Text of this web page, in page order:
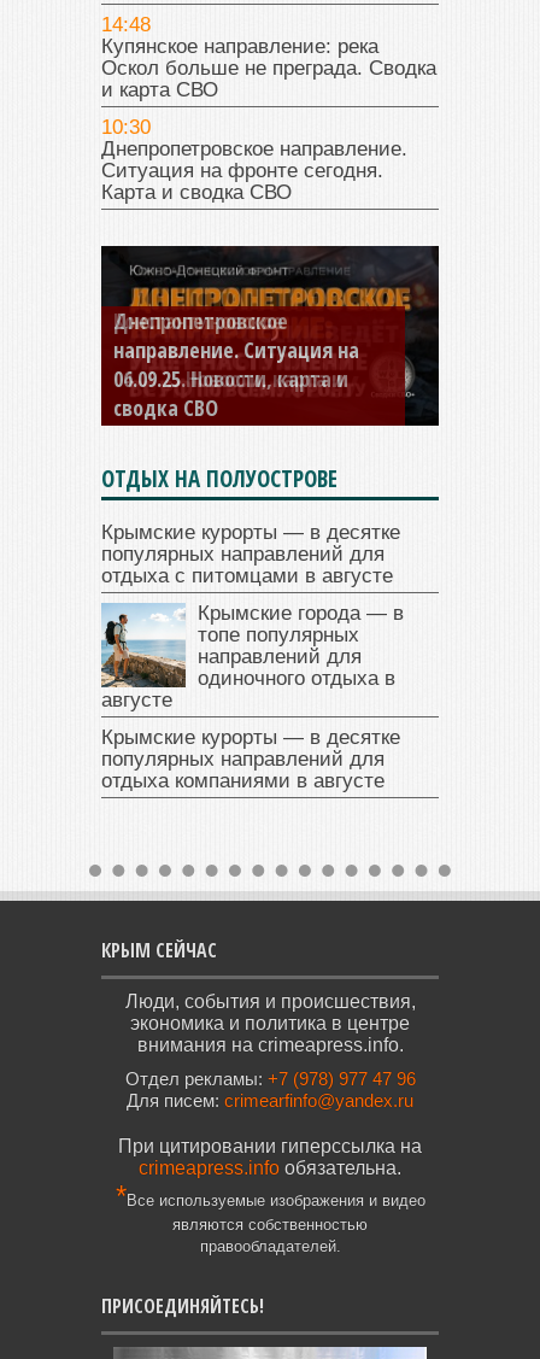
14:48
Купянское направление: река
Оскол больше не преграда. Сводка
и карта СВО
10:30
Днепропетровское направление.
Ситуация на фронте сегодня.
Карта и сводка СВО
Константиновское
направление. Ситуация на
04.09.25 Новости, карта и
сводка СВО
ОТДЫХ НА ПОЛУОСТРОВЕ
Крымские курорты — в десятке
популярных направлений для
отдыха с питомцами в августе
Крымские города — в
топе популярных
направлений для
одиночного отдыха в
августе
Крымские курорты — в десятке
популярных направлений для
отдыха компаниями в августе
КРЫМ СЕЙЧАС
Люди, события и происшествия,
экономика и политика в центре
внимания на crimeapress.info.
Отдел рекламы: +7 (978) 977 47 96
Для писем: crimearfinfo@yandex.ru
При цитировании гиперссылка на
crimeapress.info обязательна.
*Все используемые изображения и видео
являются собственностью
правообладателей.
ПРИСОЕДИНЯЙТЕСЬ!